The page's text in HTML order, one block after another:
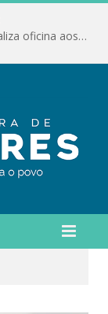
Conselho Municipal de Assistência Social realiza oficina aos servidores